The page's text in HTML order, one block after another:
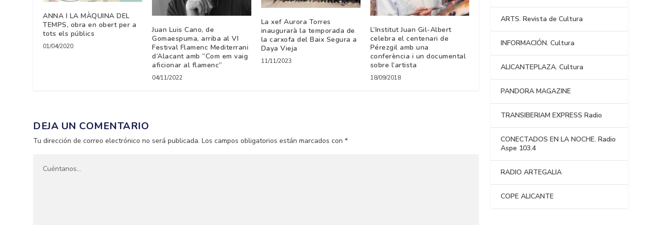
ANNA I LA MÀQUINA DEL
TEMPS, obra en obert per a
tots els públics
01/04/2020
Juan Luis Cano, de
Gomaespuma, arriba al VI
Festival Flamenc Mediterrani
d’Alacant amb “Com em vaig
aficionar al flamenc”
04/11/2022
La xef Aurora Torres
inaugurarà la temporada de
la carxofa del Baix Segura a
Daya Vieja
11/11/2023
L’Institut Juan Gil-Albert
celebra el centenari de
Pérezgil amb una
conferència i un documental
sobre l’artista
18/09/2018
DEJA UN COMENTARIO
Tu dirección de correo electrónico no será publicada. Los campos obligatorios están marcados con*
ARTS. Revista de Cultura
INFORMACIÓN. Cultura
ALICANTEPLAZA. Cultura
PANDORA MAGAZINE
TRANSIBERIAM EXPRESS Radio
CONECTADOS EN LA NOCHE. Radio
Aspe 103.4
RADIO ARTEGALIA
COPE ALICANTE